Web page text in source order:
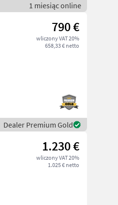
1 miesiąc online
790 €
wliczony VAT 20%
658,33 € netto
Dealer Premium Gold
1.230 €
wliczony VAT 20%
1.025 € netto